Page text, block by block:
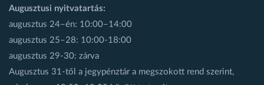
Augusztusi nyitvatartás:
augusztus 24–én: 10:00–14:00
augusztus 25–28: 10:00-18:00
augusztus 29-30: zárva
Augusztus 31-től a jegypénztár a megszokott rend szerint,